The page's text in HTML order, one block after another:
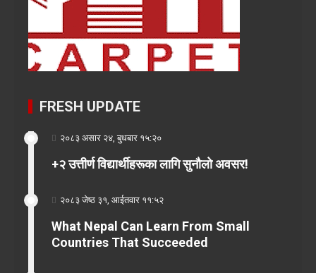
FRESH UPDATE
२०८३ असार २४, बुधबार १५:२०
+२ उत्तीर्ण विद्यार्थीहरूका लागि सुनौलो अवसर!
२०८३ जेष्ठ ३१, आईतवार ११:५२
What Nepal Can Learn From Small
Countries That Succeeded